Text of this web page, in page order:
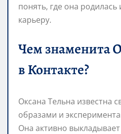
понять, где она
карьеру.
Чем знаменита
в Контакте?
Оксана Тельна известна
образами и
Она активно